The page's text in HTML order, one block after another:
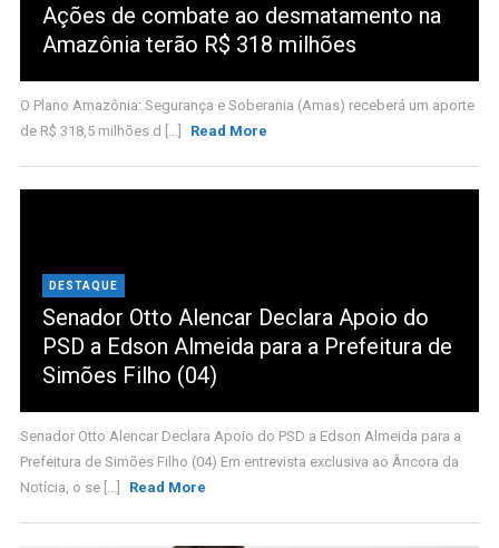
Ações de combate ao desmatamento na
Amazônia terão R$ 318 milhões
O Plano Amazônia: Segurança e Soberania (Amas) receberá um aporte
de R$ 318,5 milhões d [...]
Read More
DESTAQUE
Senador Otto Alencar Declara Apoio do
PSD a Edson Almeida para a Prefeitura de
Simões Filho (04)
Senador Otto Alencar Declara Apoio do PSD a Edson Almeida para a
Prefeitura de Simões Filho (04) Em entrevista exclusiva ao Âncora da
Notícia, o se [...]
Read More